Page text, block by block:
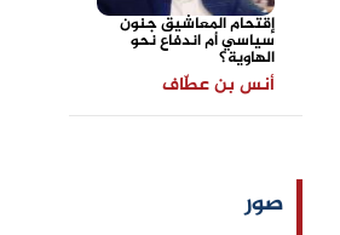
إقتحام المعاشيق جنون
سياسي أم اندفاع نحو
الهاوية؟
أنس بن عطّاف
صور